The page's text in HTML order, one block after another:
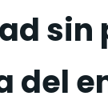
sin
del